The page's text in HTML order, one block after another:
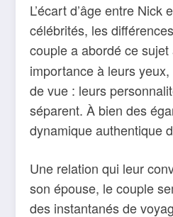
L’écart d’âge entre
célébrités, les
couple a abordé ce
importance à leurs
de vue : leurs
séparent. À bien des
dynamique authentique
Une relation qui leur
son épouse, le couple
des instantanés de